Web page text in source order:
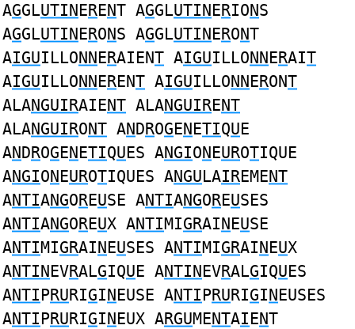
AGGLUTINERENT AGGLUTINERIONS
AGGLUTINERONS AGGLUTINERONT
AIGUILLONNERAIENT AIGUILLONNERAIT
AIGUILLONNERENT AIGUILLONNERONT
ALANGUIRAIENT ALANGUIRENT
ALANGUIRONT ANDROGENETIQUE
ANDROGENETIQUES ANGIONEUROTIQUE
ANGIONEUROTIQUES ANGULAIREMENT
ANTIANGOREUSE ANTIANGOREUSES
ANTIANGOREUX ANTIMIGRAINEUSE
ANTIMIGRAINEUSES ANTIMIGRAINEUX
ANTINEVRALGIQUE ANTINEVRALGIQUES
ANTIPRURIGINEUSE ANTIPRURIGINEUSES
ANTIPRURIGINEUX ARGUMENTAIENT